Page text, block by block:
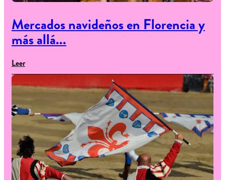
Mercados navideños en Florencia y
más allá...
Leer